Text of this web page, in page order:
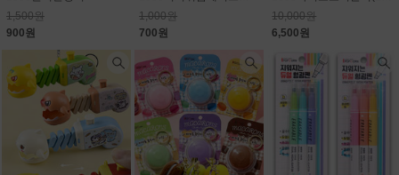
1,500원
900원
1,000원
700원
10,000원
6,500원